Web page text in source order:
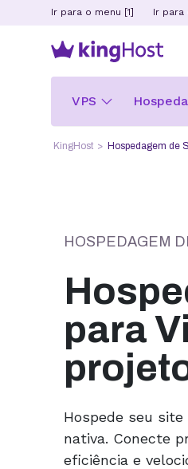
Ir para o menu [1] Ir para
VPS
KingHost Hospedagem de
HOSPEDAGEM
para
Hospede seu
nativa. Conecte
eficiência e